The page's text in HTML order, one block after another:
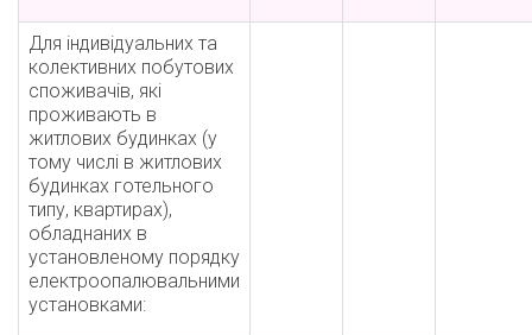
Для індивідуальних та
колективних побутових
споживачів, які
проживають в
житлових будинках (у
тому числі в житлових
будинках готельного
типу, квартирах),
обладнаних в
установленому порядку
електроопалювальними
установками: